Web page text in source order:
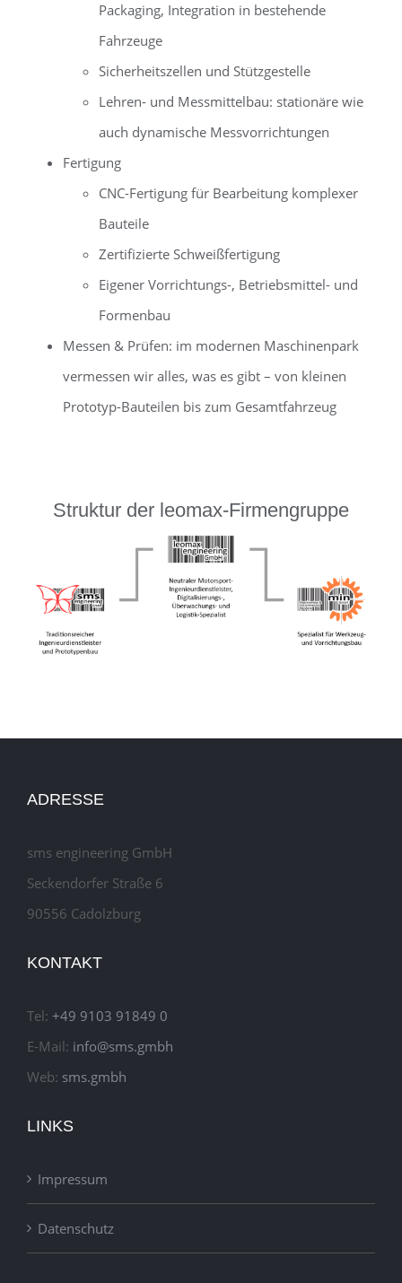
Packaging, Integration in bestehende
Fahrzeuge
Sicherheitszellen und Stützgestelle
Lehren- und Messmittelbau: stationäre wie
auch dynamische Messvorrichtungen
Fertigung
CNC-Fertigung für Bearbeitung komplexer
Bauteile
Zertifizierte Schweißfertigung
Eigener Vorrichtungs-, Betriebsmittel- und
Formenbau
Messen & Prüfen: im modernen Maschinenpark
vermessen wir alles, was es gibt – von kleinen
Prototyp-Bauteilen bis zum Gesamtfahrzeug
Struktur der leomax-Firmengruppe
ADRESSE
sms engineering GmbH
Seckendorfer Straße 6
90556 Cadolzburg
KONTAKT
Tel: +49 9103 91849 0
E-Mail: info@sms.gmbh
Web: sms.gmbh
LINKS
Impressum
Datenschutz